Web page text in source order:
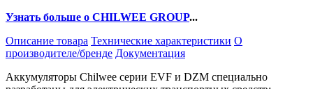
Узнать больше о CHILWEE GROUP...
Описание товара Технические характеристики О
производителе/бренде Документация
Аккумуляторы Chilwee серии EVF и DZM специально